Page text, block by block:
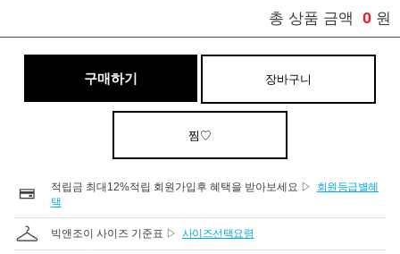
총 상품 금액 0 원
구매하기 장바구니
찜♡
적립금 최대12%적립 회원가입후 혜택을 받아보세요 ▷
회원등급별혜
택
빅앤조이 사이즈 기준표 ▷ 사이즈선택요령